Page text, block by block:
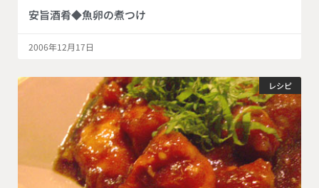
安旨酒肴◆魚卵の煮つけ
2006年12月17日
レシピ